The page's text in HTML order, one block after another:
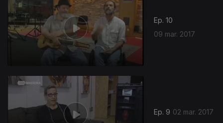
Ep. 10
09 mar. 2017
Ep. 9 02 mar. 2017